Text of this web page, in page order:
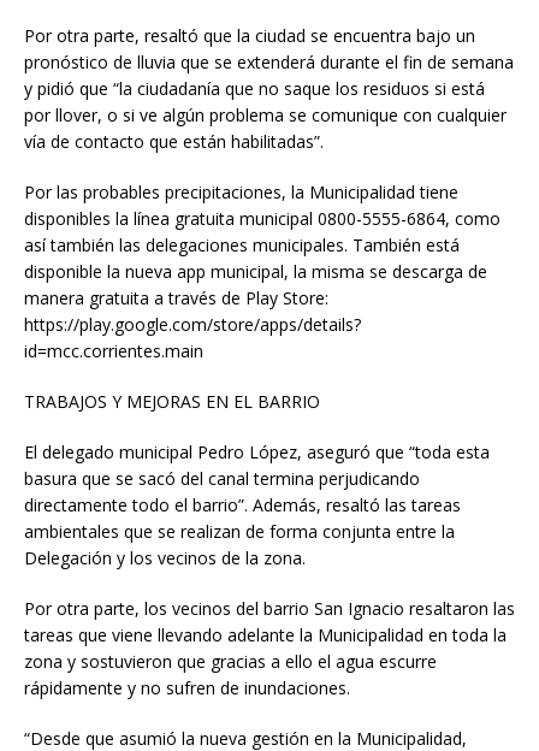
Por otra parte, resaltó que la ciudad se encuentra bajo un
pronóstico de lluvia que se extenderá durante el fin de semana
y pidió que “la ciudadanía que no saque los residuos si está
por llover, o si ve algún problema se comunique con cualquier
vía de contacto que están habilitadas”.
Por las probables precipitaciones, la Municipalidad tiene
disponibles la línea gratuita municipal 0800-5555-6864, como
así también las delegaciones municipales. También está
disponible la nueva app municipal, la misma se descarga de
manera gratuita a través de Play Store:
https://play.google.com/store/apps/details?
id=mcc.corrientes.main
TRABAJOS Y MEJORAS EN EL BARRIO
El delegado municipal Pedro López, aseguró que “toda esta
basura que se sacó del canal termina perjudicando
directamente todo el barrio”. Además, resaltó las tareas
ambientales que se realizan de forma conjunta entre la
Delegación y los vecinos de la zona.
Por otra parte, los vecinos del barrio San Ignacio resaltaron las
tareas que viene llevando adelante la Municipalidad en toda la
zona y sostuvieron que gracias a ello el agua escurre
rápidamente y no sufren de inundaciones.
“Desde que asumió la nueva gestión en la Municipalidad,